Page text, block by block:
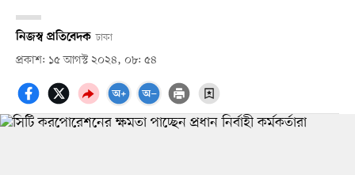
নিজস্ব প্রতিবেদক ঢাকা
প্রকাশ: ১৫ আগস্ট ২০২৪, ০৮: ৫৪